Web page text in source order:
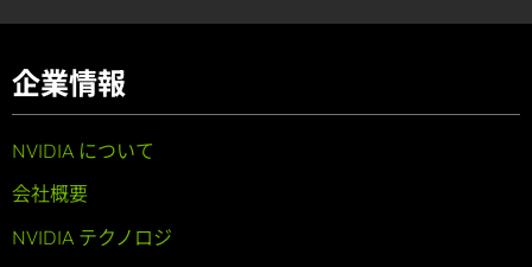
企業情報
NVIDIA について
会社概要
NVIDIA テクノロジ